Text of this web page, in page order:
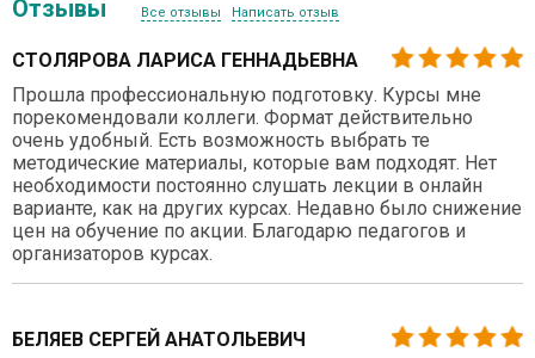
Отзывы Все отзывы Написать отзыв
СТОЛЯРОВА ЛАРИСА ГЕННАДЬЕВНА
Прошла профессиональную подготовку. Курсы мне
порекомендовали коллеги. Формат действительно
очень удобный. Есть возможность выбрать те
методические материалы, которые вам подходят. Нет
необходимости постоянно слушать лекции в онлайн
варианте, как на других курсах. Недавно было снижение
цен на обучение по акции. Благодарю педагогов и
организаторов курсах.
БЕЛЯЕВ СЕРГЕЙ АНАТОЛЬЕВИЧ